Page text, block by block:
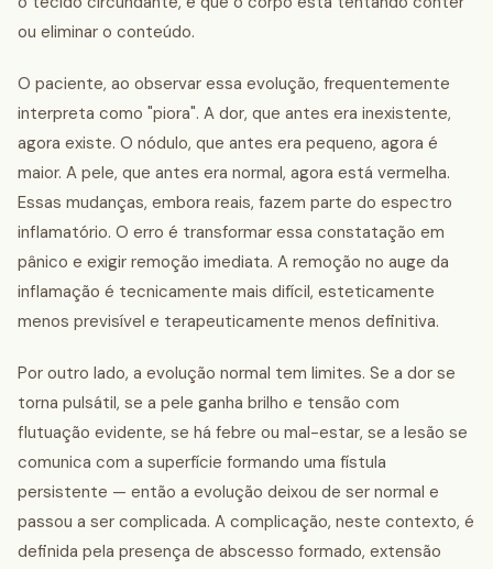
ou eliminar o conteúdo.
O paciente, ao observar essa evolução, frequentemente
interpreta como "piora". A dor, que antes era inexistente,
agora existe. O nódulo, que antes era pequeno, agora é
maior. A pele, que antes era normal, agora está vermelha.
Essas mudanças, embora reais, fazem parte do espectro
inflamatório. O erro é transformar essa constatação em
pânico e exigir remoção imediata. A remoção no auge da
inflamação é tecnicamente mais difícil, esteticamente
menos previsível e terapeuticamente menos definitiva.
Por outro lado, a evolução normal tem limites. Se a dor se
torna pulsátil, se a pele ganha brilho e tensão com
flutuação evidente, se há febre ou mal-estar, se a lesão se
comunica com a superfície formando uma fístula
persistente — então a evolução deixou de ser normal e
passou a ser complicada. A complicação, neste contexto, é
definida pela presença de abscesso formado, extensão